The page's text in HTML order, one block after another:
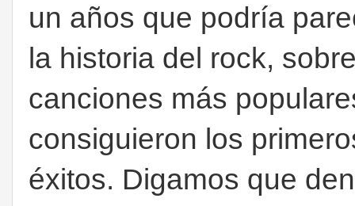
un años que podría
la historia del rock,
canciones más
consiguieron los
éxitos. Digamos que